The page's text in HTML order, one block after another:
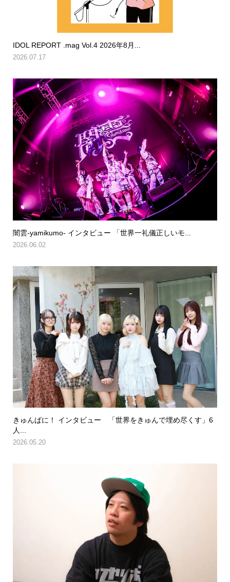
IDOL REPORT .mag Vol.4 2026年8月...
2026.07.17
闇雲-yamikumo- インタビュー 「世界一礼儀正しいモ...
2026.06.02
きゅんぱに！ インタビュー 「世界をきゅんで埋め尽くす」6
人...
2026.05.20